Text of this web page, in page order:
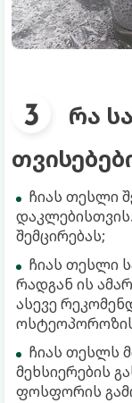
რა
ჩიას თესლი
შემცირებას;
ჩიას თესლი
რადგან ის
ასევე
ჩიას თესლს
მეხსიერების
ფოსფორის